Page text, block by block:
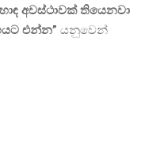
අවස්ථාවක් තියෙනවා
එන්න” යනුවෙන්